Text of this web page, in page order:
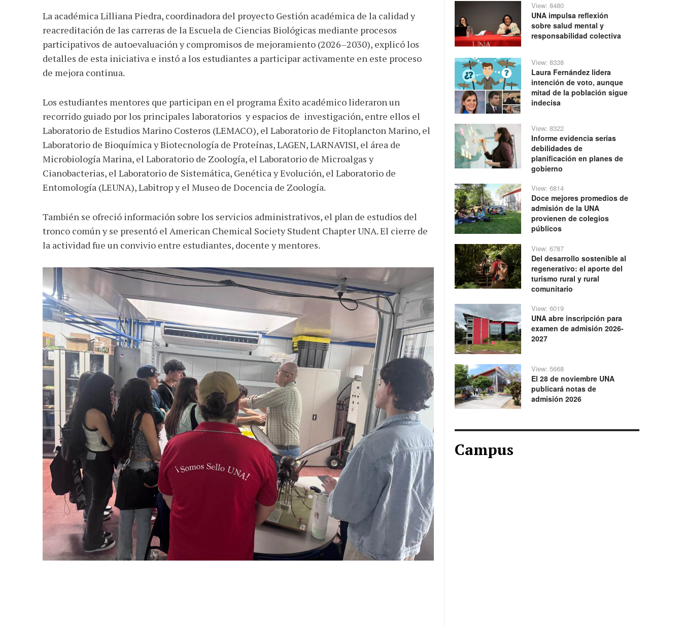
La académica Lilliana Piedra, coordinadora del proyecto Gestión académica de la calidad y
reacreditación de las carreras de la Escuela de Ciencias Biológicas mediante procesos
participativos de autoevaluación y compromisos de mejoramiento (2026–2030), explicó los
detalles de esta iniciativa e instó a los estudiantes a participar activamente en este proceso
de mejora continua.
Los estudiantes mentores que participan en el programa Éxito académico lideraron un
recorrido guiado por los principales laboratorios y espacios de investigación, entre ellos el
Laboratorio de Estudios Marino Costeros (LEMACO), el Laboratorio de Fitoplancton Marino, el
Laboratorio de Bioquímica y Biotecnología de Proteínas, LAGEN, LARNAVISI, el área de
Microbiología Marina, el Laboratorio de Zoología, el Laboratorio de Microalgas y
Cianobacterias, el Laboratorio de Sistemática, Genética y Evolución, el Laboratorio de
Entomología (LEUNA), Labitrop y el Museo de Docencia de Zoología.
También se ofreció información sobre los servicios administrativos, el plan de estudios del
tronco común y se presentó el American Chemical Society Student Chapter UNA. El cierre de
la actividad fue un convivio entre estudiantes, docente y mentores.
View: 8480
UNA impulsa reflexión
sobre salud mental y
responsabilidad colectiva
View: 8338
Laura Fernández lidera
intención de voto, aunque
mitad de la población sigue
indecisa
View: 8322
Informe evidencia serias
debilidades de
planificación en planes de
gobierno
View: 6814
Doce mejores promedios de
admisión de la UNA
provienen de colegios
públicos
View: 6787
Del desarrollo sostenible al
regenerativo: el aporte del
turismo rural y rural
comunitario
View: 6019
UNA abre inscripción para
examen de admisión 2026-
2027
View: 5668
El 28 de noviembre UNA
publicará notas de
admisión 2026
Campus